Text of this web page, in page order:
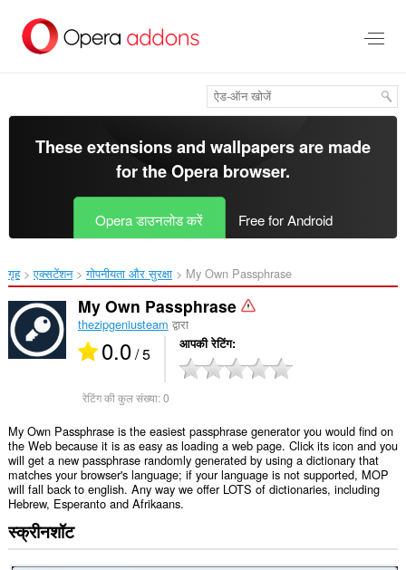
सामग्री
These extensions and wallpapers are made
for theOpera browser.
Opera डाउनलोड करें Free for Android
गृह एक्सटेंशन गोपनीयता और सुरक्षा My Own Passphrase‎
My Own Passphrase
thezipgeniusteam द्वारा
0.0/ 5 आपकी रेटिंग
रेटिंग की कुल संख्या:0
My Own Passphrase is the easiest passphrase generator you would find on
the Web because it is as easy as loading a web page. Click its icon and you
will get a new passphrase randomly generated by using a dictionary that
matches your browser's language; if your language is not supported, MOP
will fall back to english. Any way we offer LOTS of dictionaries, including
Hebrew, Esperanto and Afrikaans.
स्क्रीनशॉट